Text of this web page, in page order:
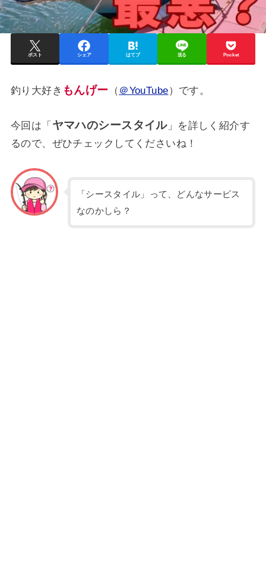
ポスト シェア はてブ 送る Pocket
釣り大好き もんげー （ ＠YouTube）です。
今回は「 ヤマハのシースタイル」を詳しく紹介す
るので、ぜひチェックしてくださいね！
「シースタイル」って、どんなサービス
なのかしら？